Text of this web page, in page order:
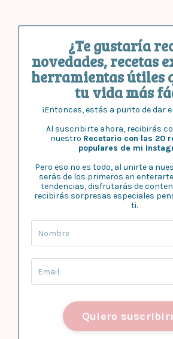
¿Te gustaría
novedades, recetas
herramientas útiles
tu vida más
¡Entonces, estás a punto de dar
Al suscribirte ahora, recibirás
nuestro Recetario con las 20
populares de mi
Pero eso no es todo, al unirte a
serás de los primeros en
tendencias, disfrutarás de
recibirás sorpresas especiales
ti.
Quiero